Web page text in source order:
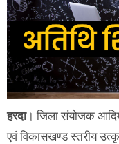
हरदा। जिला संयोजक आदिम
एवं विकासखण्ड स्तरीय